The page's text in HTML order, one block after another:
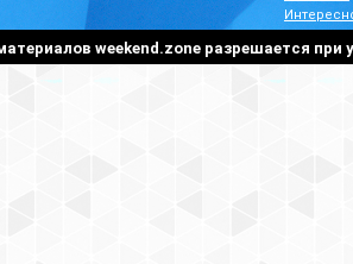
weekend.zone разрешается